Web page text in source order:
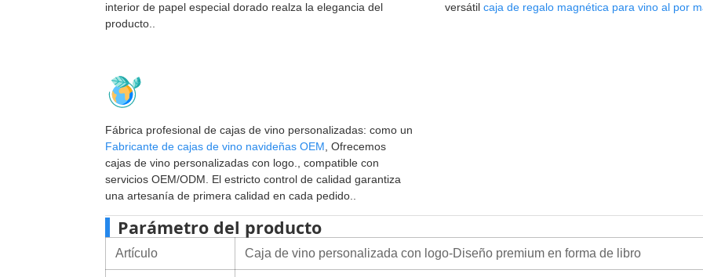
interior de papel especial dorado realza la elegancia del
producto..
versátilcaja de regalo magnética para vino al por
Fábrica profesional de cajas de vino personalizadas: como un
Fabricante de cajas de vino navideñas OEM , Ofrecemos
cajas de vino personalizadas con logo., compatible con
servicios OEM/ODM. El estricto control de calidad garantiza
una artesanía de primera calidad en cada pedido..
Parámetro del producto
Artículo Caja de vino personalizada con logo-Diseño premium en forma de libro